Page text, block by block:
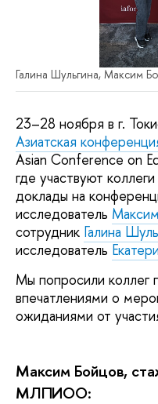
Галина Шульгина, Максим
23–28 ноября в г.
Азиатская
Asian Conference on
где участвуют
доклады на
исследователь
сотрудник Галина
исследователь
Мы попросили коллег
впечатлениями о
ожиданиями от
Максим Бойцов,
МЛПИОО: